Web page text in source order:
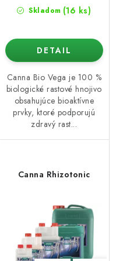
Skladom (16 ks)
DETAIL
Canna Bio Vega je 100 %
biologické rastové hnojivo
obsahujúce bioaktívne
prvky, ktoré podporujú
zdravý rast...
Canna Rhizotonic